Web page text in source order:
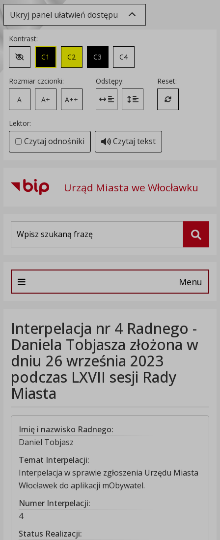
Ukryj panel ułatwień dostępu
Kontrast:
Zmień kontrast na domyślny
C1 C2 C3 C4
Rozmiar czcionki:
A
A+ A++
Odstępy:
Zmień odstęp między literami
Zmień interlinię i margines
Reset:
Przywróć
Lektor:
Czytaj odnośniki Czytaj tekst
Urząd Miasta we Włocławku
Menu
Interpelacja nr 4 Radnego -
Daniela Tobjasza złożona w
dniu 26 września 2023
podczas LXVII sesji Rady
Miasta
Imię i nazwisko Radnego:
Daniel Tobjasz
Temat Interpelacji:
Interpelacja w sprawie zgłoszenia Urzędu Miasta
Włocławek do aplikacji mObywatel.
Numer Interpelacji:
4
Status Realizacji: